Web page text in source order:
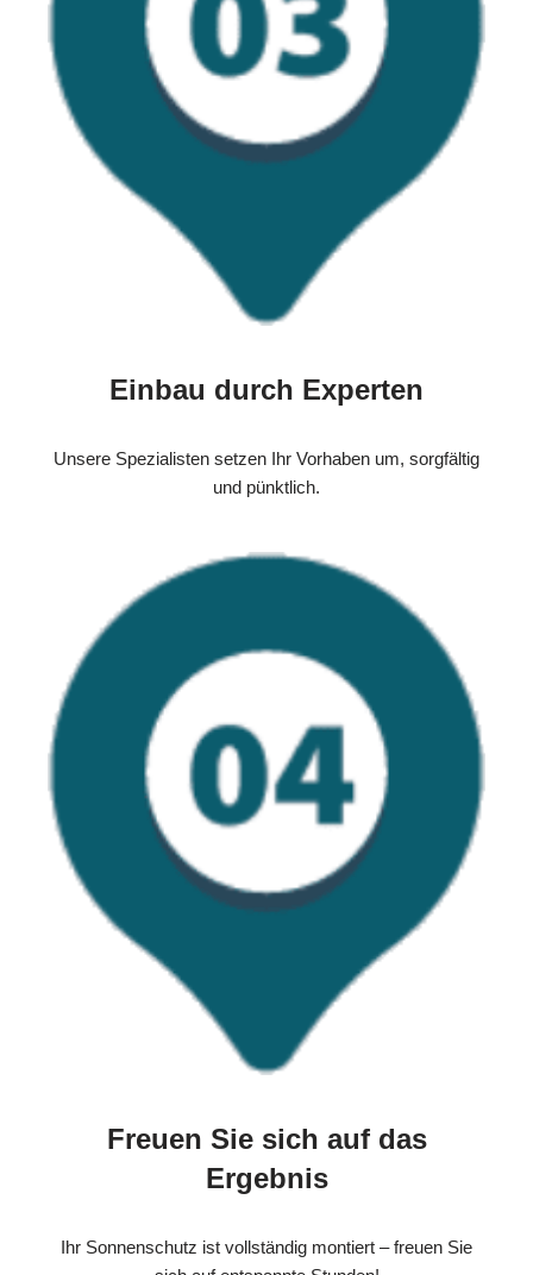
Einbau durch Experten
Unsere Spezialisten setzen Ihr Vorhaben um, sorgfältig
und pünktlich.
Freuen Sie sich auf das
Ergebnis
Ihr Sonnenschutz ist vollständig montiert – freuen Sie